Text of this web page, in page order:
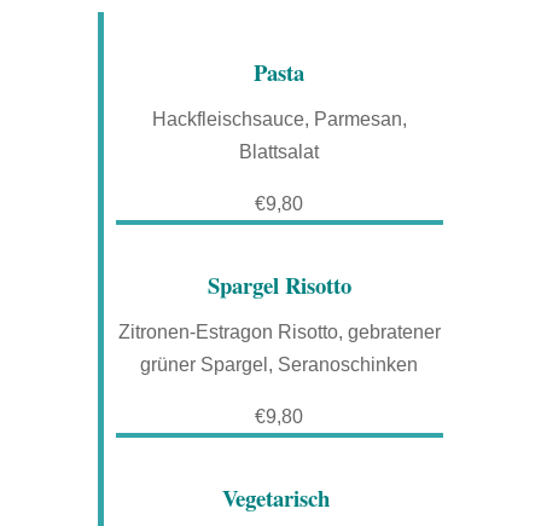
Pasta
Hackfleischsauce, Parmesan,
Blattsalat
€9,80
Spargel Risotto
Zitronen-Estragon Risotto, gebratener
grüner Spargel, Seranoschinken
€9,80
Vegetarisch